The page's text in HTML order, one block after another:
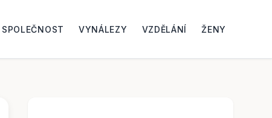
SPOLEČNOST VYNÁLEZY VZDĚLÁNÍ ŽENY